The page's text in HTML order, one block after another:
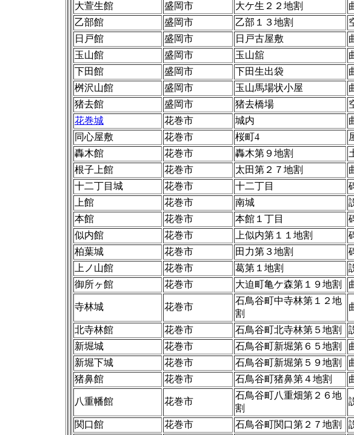
大萱生館
盛岡市 大ケ生２２地割
乙部館
盛岡市 乙部１３地割
日戸館
盛岡市 日戸古屋敷
玉山館
盛岡市 玉山舘
下田館
盛岡市 下田生出袋
桝沢山館
盛岡市 玉山馬場状小屋
猪去館
盛岡市 猪去橋場
花巻城
花巻市 城内
同心屋敷
花巻市 桜町4
轟木館
花巻市 轟木第９地割
根子上館
花巻市 太田第２７地割
十二丁目城
花巻市 十二丁目
上館
花巻市 南城
本館
花巻市 本館１丁目
似内館
花巻市 上似内第１１地割
柏葉城
花巻市 田力第３地割
上ノ山館
花巻市 葛第１地割
御所ヶ館
花巻市 大迫町亀ケ森第１９地割
寺林城 花巻市
石鳥谷町中寺林第１２地
割
北寺林館 花巻市 石鳥谷町北寺林第５地割
新堀城
花巻市 石鳥谷町新堀第６５地割
新堀下城
花巻市 石鳥谷町新堀第５９地割
猪鼻館
花巻市 石鳥谷町猪鼻第４地割
八重幡館 花巻市
石鳥谷町八重畑第２６地
割
関口館 花巻市 石鳥谷町関口第２７地割